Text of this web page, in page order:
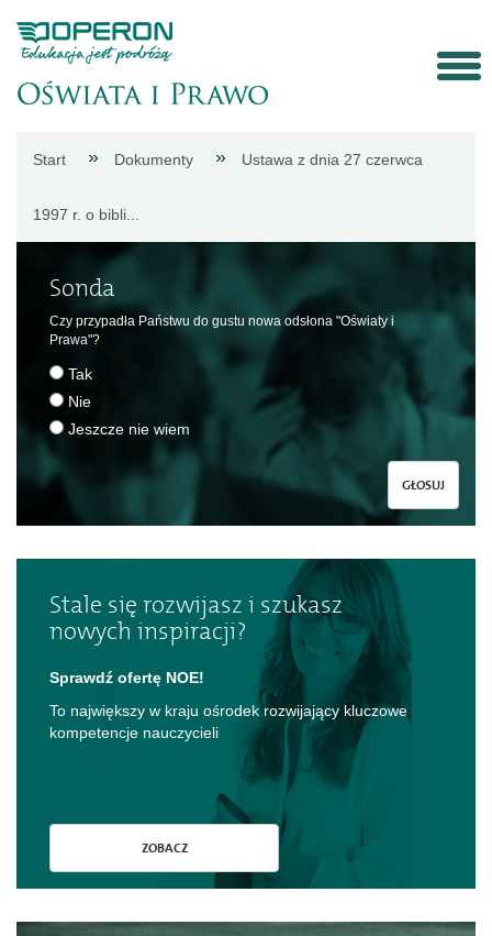
Aktualności
Porady
eksperta
Procedury
Dokumenty
Kontakt
Start Dokumenty Ustawa z dnia 27 czerwca
1997 r. o bibli...
Sonda
Czy przypadła Państwu do gustu nowa odsłona "Oświaty i
Prawa"?
Tak
Nie
Jeszcze nie wiem
GŁOSUJ
Stale się rozwijasz i szukasz
nowych inspiracji?
Sprawdź ofertę NOE!
To największy w kraju ośrodek rozwijający kluczowe
kompetencje nauczycieli
ZOBACZ